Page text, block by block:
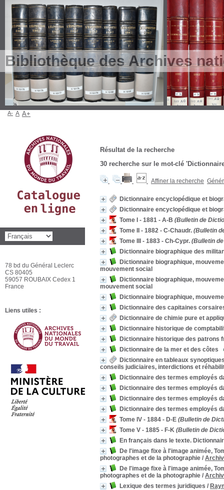
Bibliothèque des Archives
Résultat de la recherche
30 recherche sur le mot-clé
Affiner la recherche
Dictionnaire encyclopédique et
Dictionnaire encyclopédique et
Tome I - 1881 - A-B (Bulletin de
Tome II - 1882 - C-Chaudr. (Bulletin
Tome III - 1883 - Ch-Cypr. (Bulletin
Dictionnaire biographique des
Dictionnaire biographique,
mouvement social
Dictionnaire biographique,
mouvement social
Dictionnaire biographique,
Dictionnaire des capitaines
Dictionnaire de chimie pure et
Dictionnaire historique de
Dictionnaire historique des patrons
Dictionnaire de la mer et des côtes
Dictionnaire en tableaux
conseils judiciaires, interdictions et
Dictionnaire des termes employés
Dictionnaire des termes employés
Dictionnaire des termes employés
Dictionnaire des termes employés
Tome IV - 1884 - D-E (Bulletin de
Tome V - 1885 - F-K (Bulletin de
En français dans le texte.
De l'image fixe à l'image animée,
photographes et de la photographie /
De l'image fixe à l'image animée,
photographes et de la photographie /
Lexique des termes juridiques /
A- A A+
78 bd du Général Leclerc
CS 80405
59057 ROUBAIX Cedex 1
France
Liens utiles :